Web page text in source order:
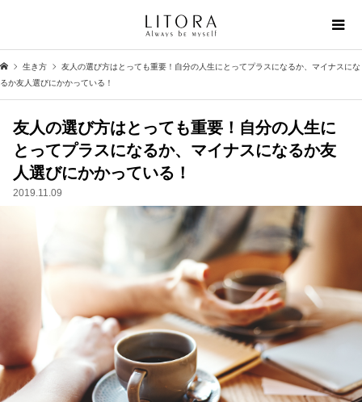
生き方
友人の選び方はとっても重要！自分の人生にとってプラスになるか、マイナスにな
るか友人選びにかかっている！
友人の選び方はとっても重要！自分の人生に
とってプラスになるか、マイナスになるか友
人選びにかかっている！
2019.11.09